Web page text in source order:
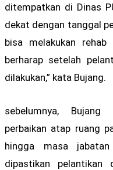
ditempatkan di Dinas
dekat dengan tanggal
bisa melakukan
berharap setelah
dilakukan,” kata Bujang.
sebelumnya,
perbaikan atap ruang
hingga masa
dipastikan